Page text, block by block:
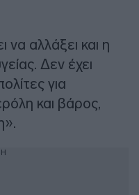
αλλάξει και η
Δεν έχει
για
και βάρος,